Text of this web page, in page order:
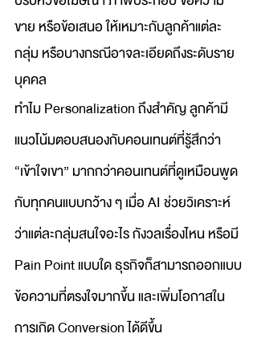
ขาย หรือข้อเสนอ ให้เหมาะกับลูกค้าแต่ละ
กลุ่ม หรือบางกรณีอาจละเอียดถึงระดับราย
บุคคล
ทำไม Personalization ถึงสำคัญ ลูกค้ามี
แนวโน้มตอบสนองกับคอนเทนต์ที่รู้สึกว่า
“เข้าใจเขา” มากกว่าคอนเทนต์ที่ดูเหมือนพูด
กับทุกคนแบบกว้าง ๆ เมื่อ AI ช่วยวิเคราะห์
ว่าแต่ละกลุ่มสนใจอะไร กังวลเรื่องไหน หรือมี
Pain Point แบบใด ธุรกิจก็สามารถออกแบบ
ข้อความที่ตรงใจมากขึ้น และเพิ่มโอกาสใน
การเกิด Conversion ได้ดีขึ้น